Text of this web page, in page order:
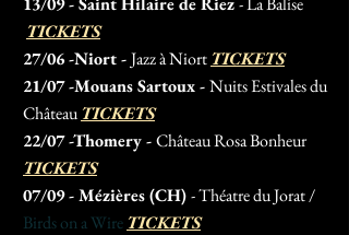
TICKETS
27/06-Niort-Jazz à Niort TICKETS
21/07-Mouans Sartoux-Nuits Estivales du
Château TICKETS
22/07-Thomery-Château Rosa Bonheur
TICKETS
07/09 - Mézières (CH)- Théatre du Jorat /
Birds on a Wire TICKETS